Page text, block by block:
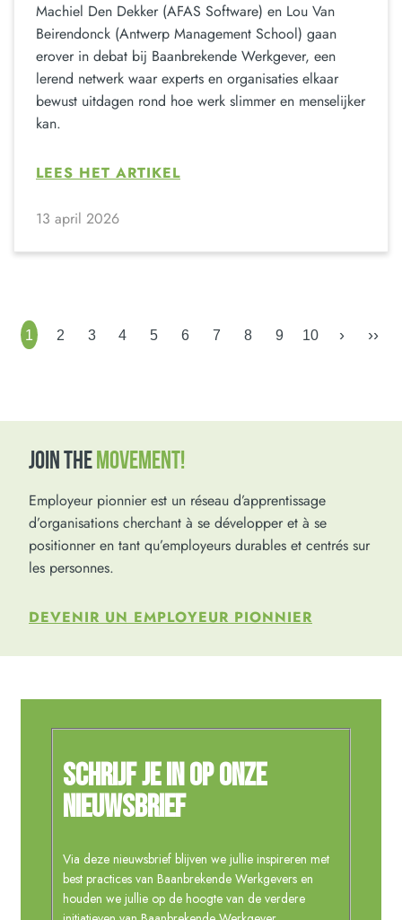
Machiel Den Dekker (AFAS Software) en Lou Van
Beirendonck (Antwerp Management School) gaan
erover in debat bij Baanbrekende Werkgever, een
lerend netwerk waar experts en organisaties elkaar
bewust uitdagen rond hoe werk slimmer en menselijker
kan.
LEES HET ARTIKEL
13 april 2026
1 2 3 4 5 6 7 8 9 10 › ››
JOIN THEMOVEMENT!
Employeur pionnier est un réseau d’apprentissage
d’organisations cherchant à se développer et à se
positionner en tant qu’employeurs durables et centrés sur
les personnes.
DEVENIR UN EMPLOYEUR PIONNIER